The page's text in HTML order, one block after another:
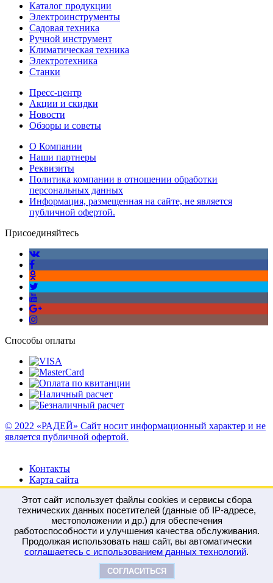
Каталог продукции
Электроинструменты
Садовая техника
Ручной инструмент
Климатическая техника
Электротехника
Станки
Пресс-центр
Акции и скидки
Новости
Обзоры и советы
О Компании
Наши партнеры
Реквизиты
Политика компании в отношении обработки
персональных данных
Информация, размещенная на сайте, не является
публичной офертой.
Присоединяйтесь
Способы оплаты
© 2022 «РАДЕЙ» Сайт носит информационный характер и не
является публичной офертой.
Контакты
Карта сайта
Войти
Регистрация
Сравнение 0
Отложенные 0
руб.
Этот сайт использует файлы cookies и сервисы сбора
технических данных посетителей (данные об IP-адресе,
местоположении и др.) для обеспечения
работоспособности и улучшения качества обслуживания.
Продолжая использовать наш сайт, вы автоматически
соглашаетесь с использованием данных технологий.
СОГЛАСИТЬСЯ